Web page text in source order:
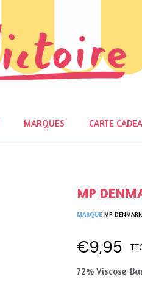
MARQUES CARTE
MP
MARQUE MP DENMARK
€9,95
72% Viscose-